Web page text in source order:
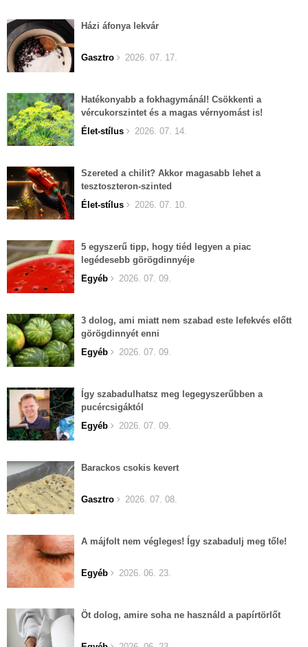
Házi áfonya lekvár
Gasztro 2026. 07. 17.
Hatékonyabb a fokhagymánál! Csökkenti a
vércukorszintet és a magas vérnyomást is!
Élet-stílus
2026. 07. 14.
Szereted a chilit? Akkor magasabb lehet a
tesztoszteron-szinted
Élet-stílus
2026. 07. 10.
5 egyszerű tipp, hogy tiéd legyen a piac
legédesebb görögdinnyéje
Egyéb
2026. 07. 09.
3 dolog, ami miatt nem szabad este lefekvés előtt
görögdinnyét enni
Egyéb
2026. 07. 09.
Így szabadulhatsz meg legegyszerűbben a
pucércsigáktól
Egyéb
2026. 07. 09.
Barackos csokis kevert
Gasztro 2026. 07. 08.
A májfolt nem végleges! Így szabadulj meg tőle!
Egyéb 2026. 06. 23.
Öt dolog, amire soha ne használd a papírtörlőt